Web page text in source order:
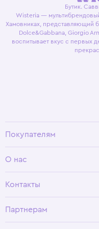
Бутик.
Wisteria —
Хамовниках, представляющий
Dolce&Gabbana, Giorgio
воспитывает вкус с первых
Покупателям
Условия возврата
О нас
Программа лояльности
Контакты
Партнерам